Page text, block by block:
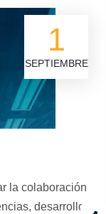
1
SEPTIEMBRE
la colaboración
desarrollos